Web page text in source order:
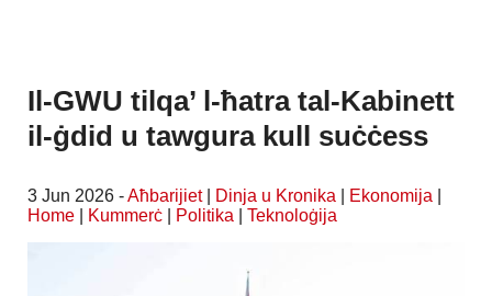
Il-GWU tilqa’ l-ħatra tal-Kabinett
il-ġdid u tawgura kull suċċess
3 Jun 2026 -Aħbarijiet| Dinja u Kronika Ekonomija
Home
Kummerċ Politika Teknoloġija